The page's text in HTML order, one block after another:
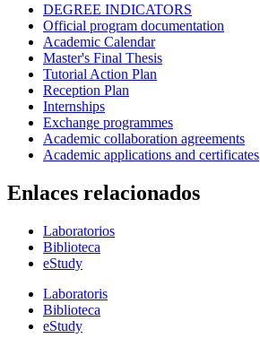
DEGREE INDICATORS
Official program documentation
Academic Calendar
Master's Final Thesis
Tutorial Action Plan
Reception Plan
Internships
Exchange programmes
Academic collaboration agreements
Academic applications and certificates
Enlaces relacionados
Laboratorios
Biblioteca
eStudy
Laboratoris
Biblioteca
eStudy